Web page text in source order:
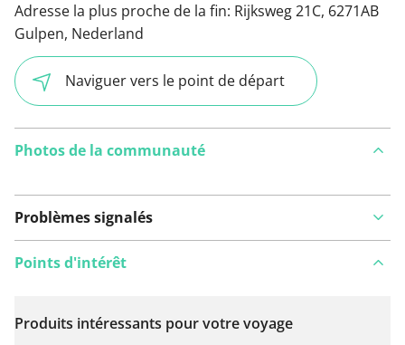
Adresse la plus proche de la fin: Rijksweg 21C, 6271AB
Gulpen, Nederland
Naviguer vers le point de départ
Photos de la communauté
Problèmes signalés
Voir sur la carte
Points d'intérêt
Produits intéressants pour votre voyage